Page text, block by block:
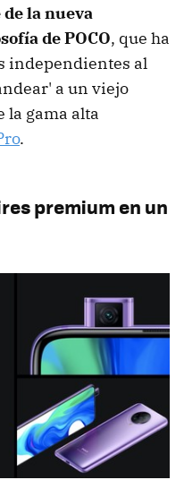
la nueva
de POCO, que ha
independientes al
a un viejo
la gama alta
.
premium en un